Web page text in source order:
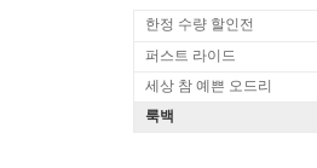
한정 수량 할인전
퍼스트 라이드
세상 참 예쁜 오드리
룩백